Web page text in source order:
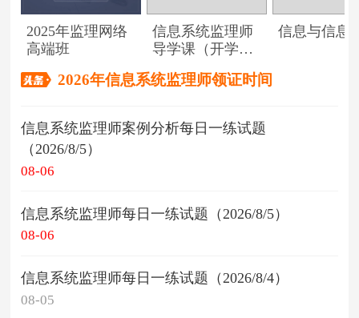
2025年监理网络
高端班
信息系统监理师
导学课（开学典
信息与信息
2026年信息系统监理师领证时间
信息系统监理师案例分析每日一练试题
（2026/8/5）
08-06
信息系统监理师每日一练试题（2026/8/5）
08-06
信息系统监理师每日一练试题（2026/8/4）
08-05